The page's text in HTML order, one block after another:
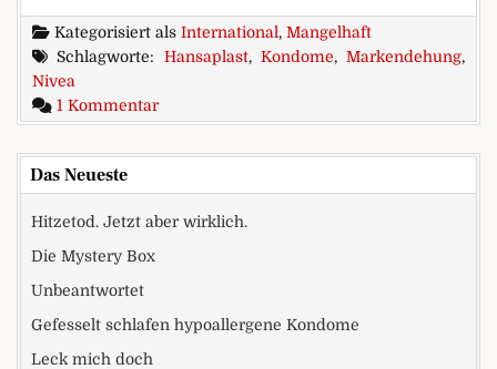
Kategorisiert als International, Mangelhaft
Schlagworte: Hansaplast, Kondome, Markendehung,
Nivea
1 Kommentarzu Nivea-Kondome. Natürlich mit
Das Neueste
Hitzetod. Jetzt aber wirklich.
Die Mystery Box
Unbeantwortet
Gefesselt schlafen hypoallergene Kondome
Leck mich doch